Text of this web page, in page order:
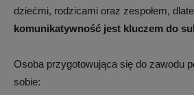
dziećmi, rodzicami oraz zespołem,
komunikatywność jest kluczem do
Osoba przygotowująca się do zawodu
sobie: